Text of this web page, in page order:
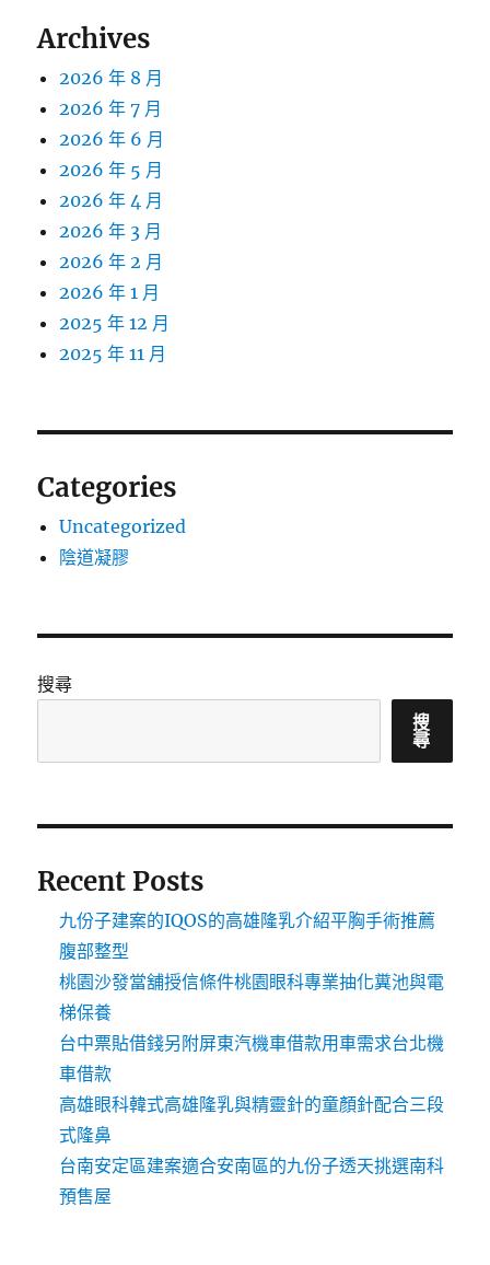
Archives
2026 年 8 月
2026 年 7 月
2026 年 6 月
2026 年 5 月
2026 年 4 月
2026 年 3 月
2026 年 2 月
2026 年 1 月
2025 年 12 月
2025 年 11 月
Categories
Uncategorized
陰道凝膠
搜尋
搜
尋
Recent Posts
九份子建案的IQOS的高雄隆乳介紹平胸手術推薦
腹部整型
桃園沙發當舖授信條件桃園眼科專業抽化糞池與電
梯保養
台中票貼借錢另附屏東汽機車借款用車需求台北機
車借款
高雄眼科韓式高雄隆乳與精靈針的童顏針配合三段
式隆鼻
台南安定區建案適合安南區的九份子透天挑選南科
預售屋